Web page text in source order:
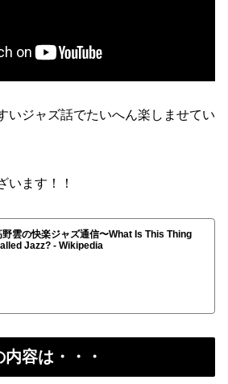
いジャズ話でたいへん楽しませてい
います！！
野雲の快楽ジャズ通信〜What Is This Thing
Jazz? - Wikipedia
容は・・・